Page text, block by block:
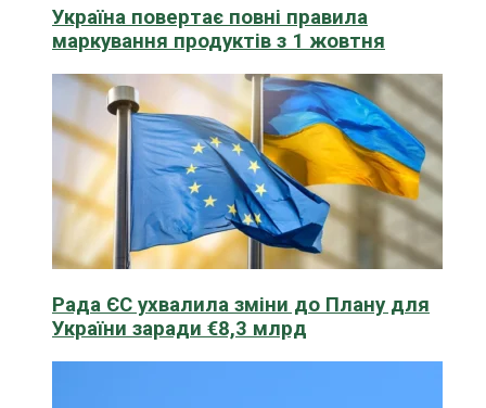
Україна повертає повні правила
маркування продуктів з 1 жовтня
Рада ЄС ухвалила зміни до Плану для
України заради €8,3 млрд